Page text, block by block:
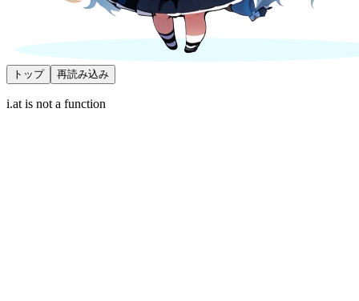
トップ 再読み込み
i.at is not a function